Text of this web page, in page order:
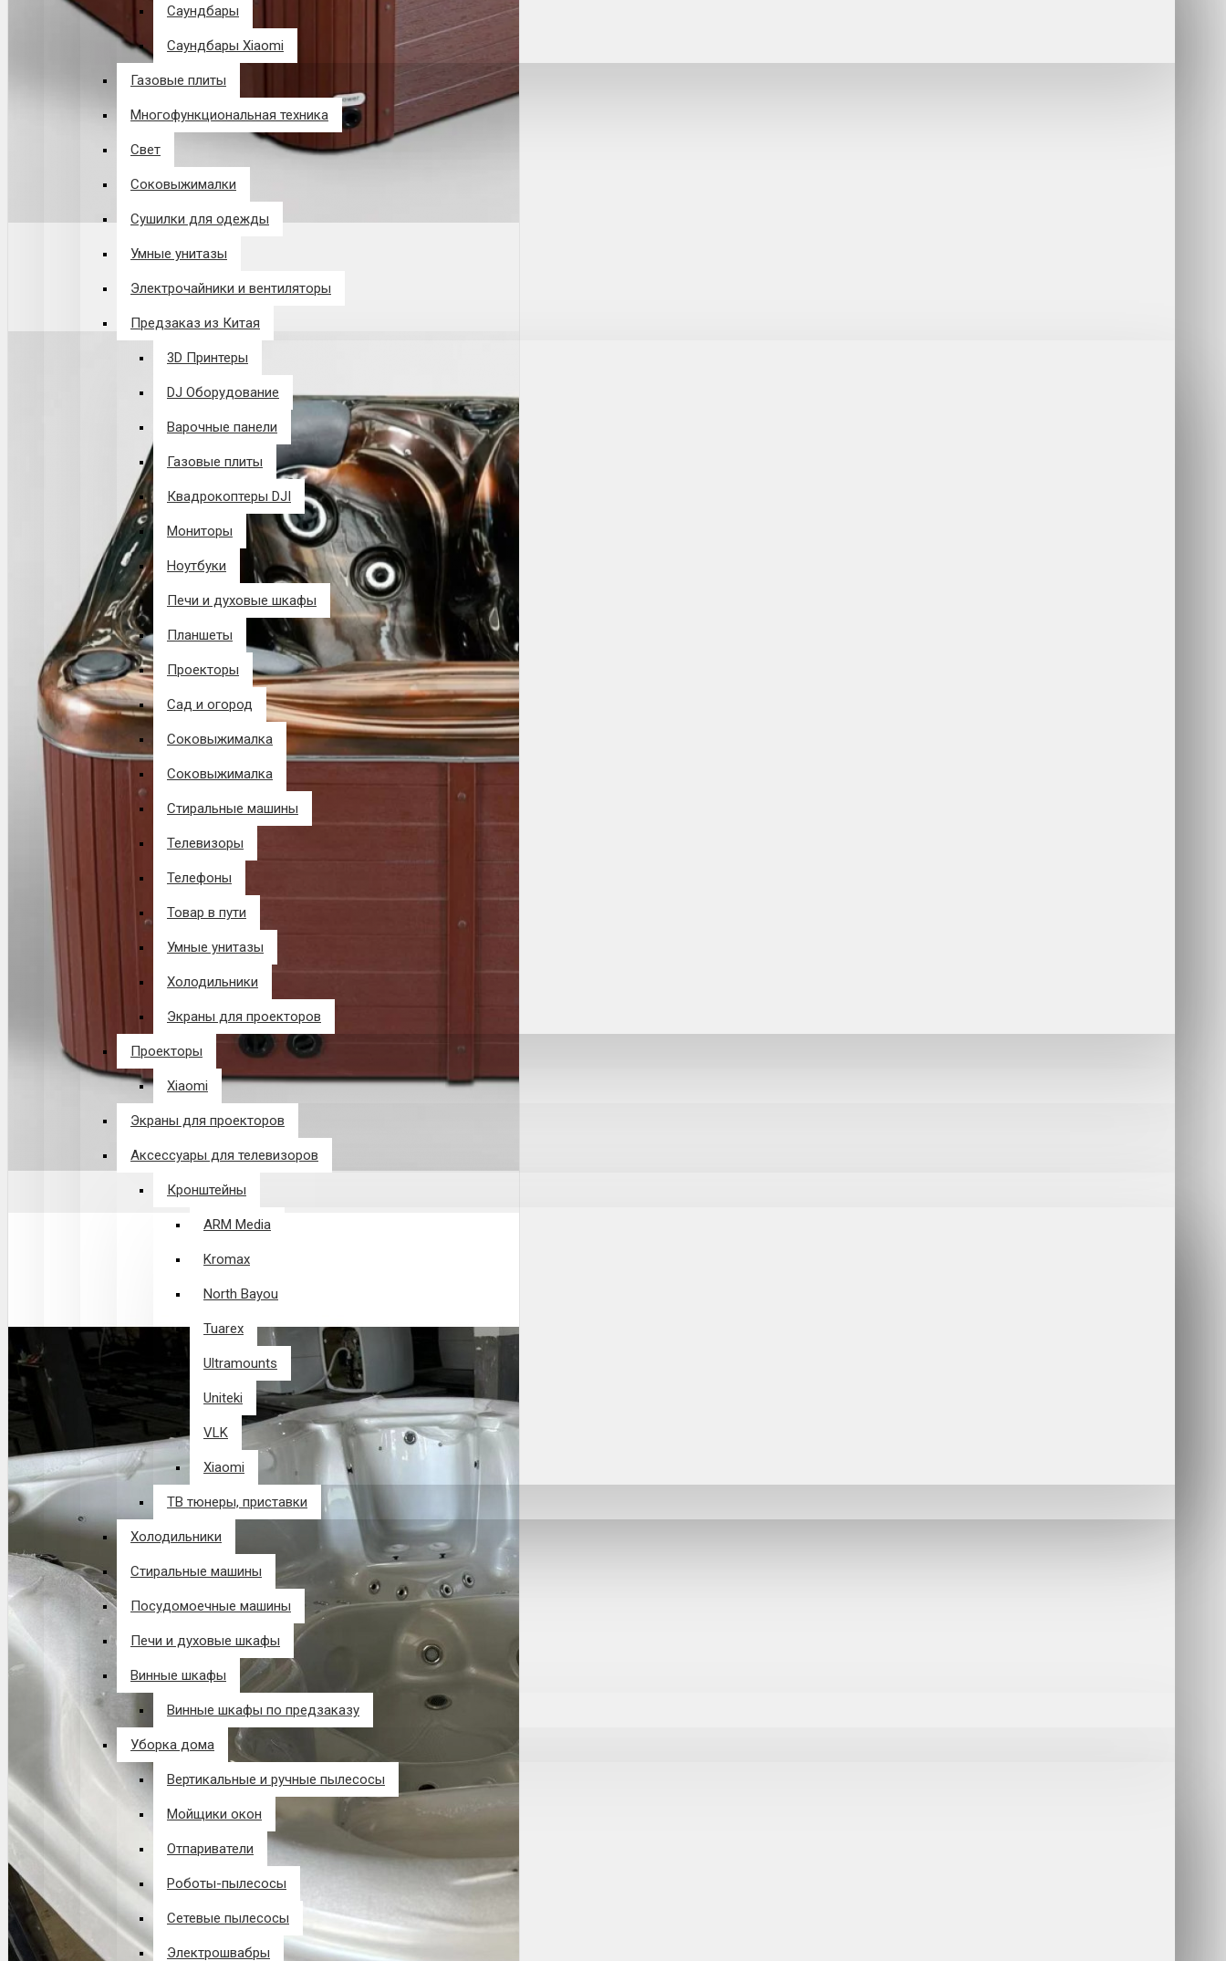
Саундбары
Саундбары Xiaomi
Газовые плиты
Многофункциональная техника
Свет
Соковыжималки
Сушилки для одежды
Умные унитазы
Электрочайники и вентиляторы
Предзаказ из Китая
3D Принтеры
DJ Оборудование
Варочные панели
Газовые плиты
Квадрокоптеры DJI
Мониторы
Ноутбуки
Печи и духовые шкафы
Планшеты
Проекторы
Сад и огород
Соковыжималка
Соковыжималка
Стиральные машины
Телевизоры
Телефоны
Товар в пути
Умные унитазы
Холодильники
Экраны для проекторов
Проекторы
Xiaomi
Экраны для проекторов
Аксессуары для телевизоров
Кронштейны
ARM Media
Kromax
North Bayou
Tuarex
Ultramounts
Uniteki
VLK
Xiaomi
ТВ тюнеры, приставки
Холодильники
Стиральные машины
Посудомоечные машины
Печи и духовые шкафы
Винные шкафы
Винные шкафы по предзаказу
Уборка дома
Вертикальные и ручные пылесосы
Мойщики окон
Отпариватели
Роботы-пылесосы
Сетевые пылесосы
Электрошвабры